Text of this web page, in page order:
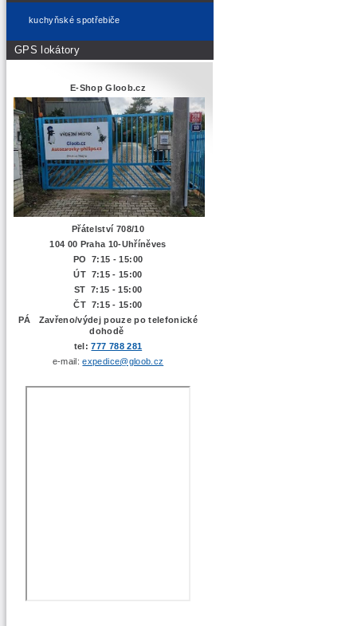
kuchyňské spotřebiče
GPS lokátory
E-Shop Gloob.cz
Přátelství 708/10
104 00 Praha 10-Uhříněves
PO 7:15 - 15:00
ÚT 7:15 - 15:00
ST 7:15 - 15:00
ČT 7:15 - 15:00
PÁ Zavřeno/výdej pouze po telefonické
dohodě
tel:777 788 281
e-mail:expedice@gloob.cz